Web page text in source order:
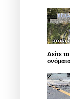
Δείτε